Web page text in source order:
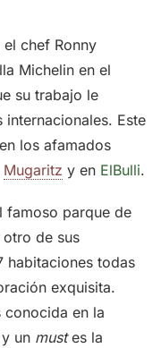
el chef Ronny
Michelin en el
su trabajo le
Este
los afamados
Mugaritz y en ElBulli.
famoso parque de
de sus
habitaciones todas
exquisita.
conocida en la
un mustes la